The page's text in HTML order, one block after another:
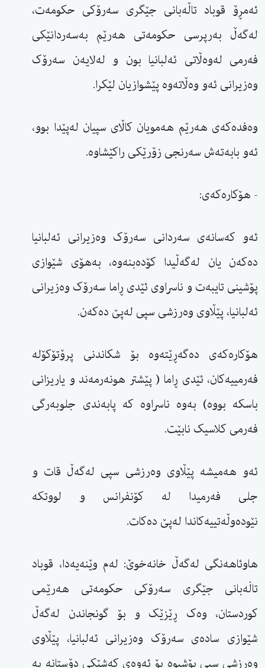
ئەمڕۆ قوباد تاڵەبانی جێگری سەرۆکی حکومەت،
لەگەڵ بەرپرسی حکومەتی هەرێم بەسەردانێکی
فەرمی لەوەڵاتی ئەلبانیا بون و لەلایەن سەرۆک
وەزیرانی ئەو وەڵاتەوە پێشوازیان لێکرا.
وەفدەکەی هەرێم هەمویان کاڵای سپیان لەپێدا بوو،
ئەو بابەتەش سەرنجی زۆرێکی راکێشاوە.
- هۆکارەکەی:
ئەو کەسانەی سەردانی سەرۆک وەزیرانی ئەلبانیا
دەکەن یان لەگەڵیدا کۆدەبنەوە، بەهۆی شێوازی
پۆشینی تایبەت و ناسراوی ئێدی ڕاما سەرۆک وەزیرانی
ئەلبانیا، پێڵاوی وەرزشی سپی لەپێ دەکەن.
هۆکارەکەی دەگەڕێتەوە بۆ شکاندنی پرۆتۆکۆلە
فەرمییەکان، ئێدی ڕاما ( پێشتر هونەرمەند و یاریزانی
باسکە بووە) بەوە ناسراوە کە پابەندی جلوبەرگی
فەرمی کلاسیک نابێت.
ئەو هەمیشە پێڵاوی وەرزشی سپی لەگەڵ قات و
جلی فەرمیدا لە کۆنفرانس و لووتکە
نێودەوڵەتییەکاندا لەپێ دەکات.
هاوئاهەنگی لەگەڵ خانەخوێ: لەم وێنەیەدا، قوباد
تاڶەبانی جێگری سەرۆکی حکومەتی هەرێمی
کوردستان، وەک ڕێزێک و بۆ گونجاندن لەگەڵ
شێوازی سادەی سەرۆک وەزیرانی ئەلبانیا، پێڵاوی
وەرزشی سپی پۆشیوە بۆ ئەوەی کەشێکی دۆستانە بە